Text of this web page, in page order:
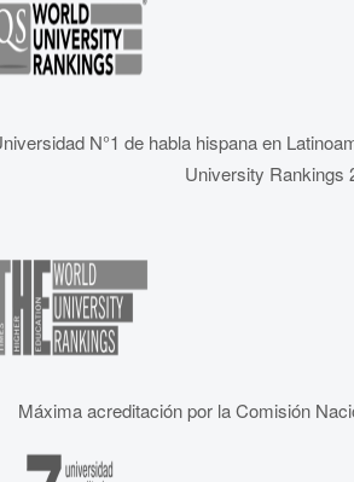
N°1 de habla hispana en
University Rankings
Máxima acreditación por la Comisión